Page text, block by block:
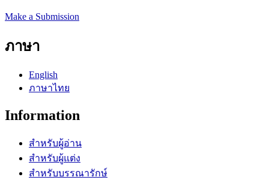
Make a Submission
ภาษา
English
ภาษาไทย
Information
สำหรับผู้อ่าน
สำหรับผู้แต่ง
สำหรับบรรณารักษ์